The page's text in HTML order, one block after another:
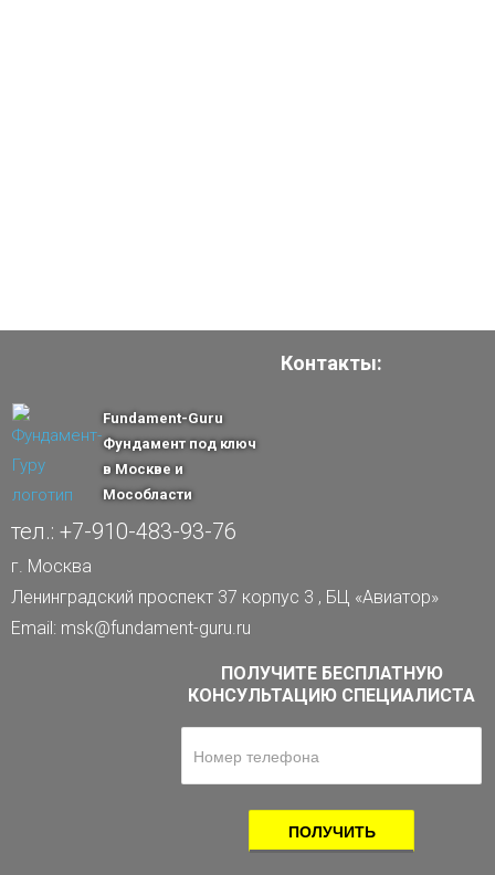
Контакты:
Fundament-Guru
Фундамент под ключ
в Москве и
Мособласти
тел.: +7-910-483-93-76
г. Москва
Ленинградский проспект 37 корпус 3 , БЦ «Авиатор»
Email: msk@fundament-guru.ru
ПОЛУЧИТЕ БЕСПЛАТНУЮ
КОНСУЛЬТАЦИЮ СПЕЦИАЛИСТА